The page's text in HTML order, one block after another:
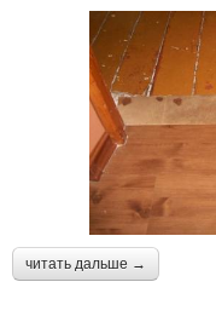
читать дальше →